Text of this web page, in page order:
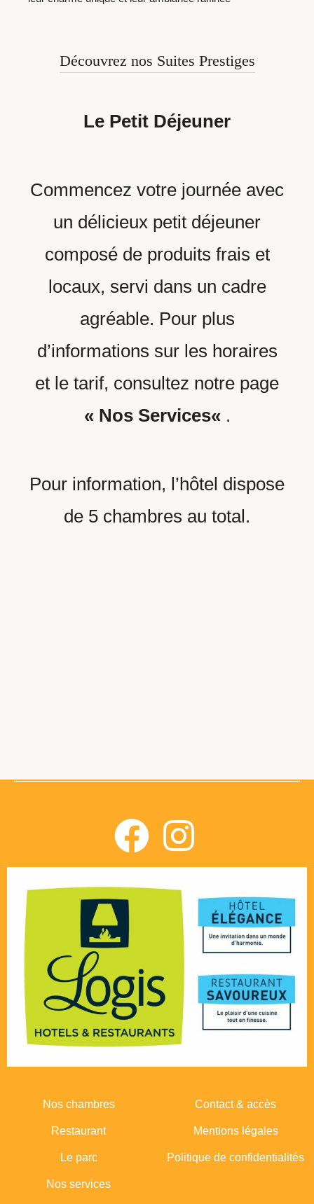
Découvrez nos Suites Prestiges
Le Petit Déjeuner
Commencez votre journée avec
un délicieux petit déjeuner
composé de produits frais et
locaux, servi dans un cadre
agréable. Pour plus
d’informations sur les horaires
et le tarif, consultez notre page
« Nos Services« .
Pour information, l’hôtel dispose
de 5 chambres au total.
Nos chambres
Restaurant
Le parc
Nos services
Contact & accès
Mentions légales
Politique de confidentialités